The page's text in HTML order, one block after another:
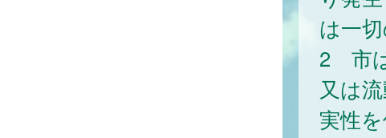
は一
2 市
又は
実性